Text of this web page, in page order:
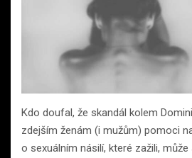
Kdo doufal, že skandál kolem
zdejším ženám (i mužům) pomoci
o sexuálním násilí, které zažili,